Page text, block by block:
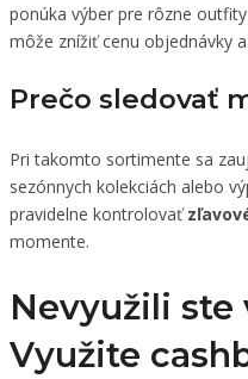
ponúka výber pre rôzne
môže znížiť cenu objednávky
Prečo sledovať
Pri takomto sortimente sa
sezónnych kolekciách alebo
pravidelne kontrolovať
momente.
Nevyužili ste
Využite